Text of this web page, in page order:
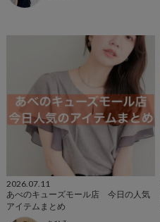
2026.07.11
あべのキューズモール店 今日の人気
アイテムまとめ